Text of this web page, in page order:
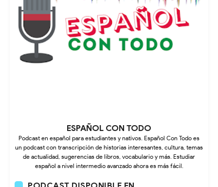
ESPAÑOL CON TODO
Podcast en español para estudiantes y nativos. Español Con Todo es
un podcast con transcripción de historias interesantes, cultura, temas
de actualidad, sugerencias de libros, vocabulario y más. Estudiar
español a nivel intermedio avanzado ahora es más fácil.